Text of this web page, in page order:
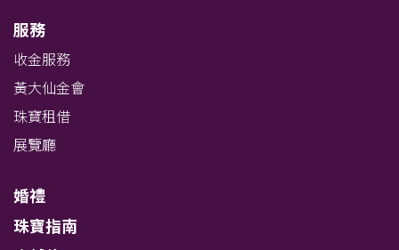
服務
收金服務
黃大仙金會
珠寶租借
展覽廳
婚禮
珠寶指南